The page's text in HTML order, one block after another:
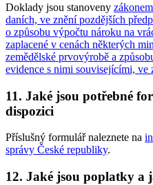
Doklady jsou stanoveny
daních, ve znění pozdějších
o způsobu výpočtu nároku na
zaplacené v cenách některých
zemědělské prvovýrobě a
evidence s nimi souvisejícími, ve
11. Jaké jsou potřebné
dispozici
Příslušný formulář naleznete na
správy České republiky.
12. Jaké jsou poplatky a